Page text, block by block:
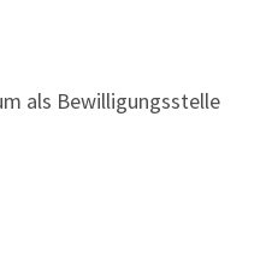
als Bewilligungsstelle